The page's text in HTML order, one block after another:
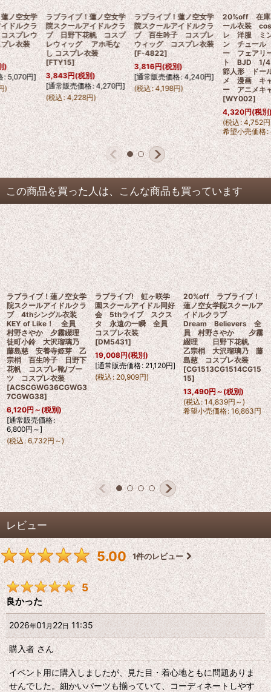
ラブライブ！蓮ノ空女学
院スクールアイドルクラ
ブ 乙宗梢 コスプレウ
ィッグ コスプレ衣装
[FTY18]
4,563円 (税別)
[通常販売価格: 5,070円]
(税込 : 5,020円)
ラブライブ！蓮ノ空女学
院スクールアイドルクラ
ブ 日野下花帆 コスプ
レウィッグ アホ毛な
し コスプレ衣装
[FTY15]
3,843円 (税別)
[通常販売価格: 4,270円]
(税込: 4,228円 )
ラブライブ！蓮ノ空女学
院スクールアイドルクラ
ブ 百生吟子 コスプレ
ウィッグ コスプレ衣装
[F-4822 ]
3,816円(税別)
[通常販売価格: 4,240円]
(税込 : 4,198 円)
この商品を買った人は、こんな商品も買っています
ラブライブ！蓮ノ空女学
院スクールアイドルクラ
ブ 4thシングル衣装
KEY of Like！ 全員
村野さやか 夕霧綴理
徒町小鈴 大沢瑠璃乃
藤島慈 安養寺姫芽 乙
宗梢 百生吟子 日野下
花帆 コスプレ靴/ブー
ツ コスプレ衣装
[ACSCGWG36CGWG3
7CGWG38]
6,120円～(税別)
[通常販売価格:
6,800円～]
(税込: 6,732円～)
ラブライブ! 虹ヶ咲学
園スクールアイドル同好
会 5thライブ スクス
タ 永遠の一瞬 全員
コスプレ衣装
[DM5431]
19,008円(税別)
[通常販売価格: 21,120円]
(税込: 20,909円)
20%off ラブライブ！
蓮ノ空女学院スクールア
イドルクラブ
Dream Believers 全
員 村野さやか 夕霧
綴理 日野下花帆
乙宗梢 大沢瑠璃乃 藤
島慈 コスプレ衣装
[CG1513CG1514CG15
15]
13,490円～(税別)
(税込: 14,839円～)
希望小売価格: 16,863円
レビュー
5.00 1件のレビュー
5
良かった
2026年01月22日11:35
購入者さん
イベント用に購入しましたが、見た目・着心地ともに問題ありま
せんでした。細かいパーツも揃っていて、コーディネートしやす